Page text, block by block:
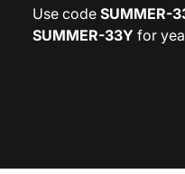
Use code SUMMER-
SUMMER-33Y for